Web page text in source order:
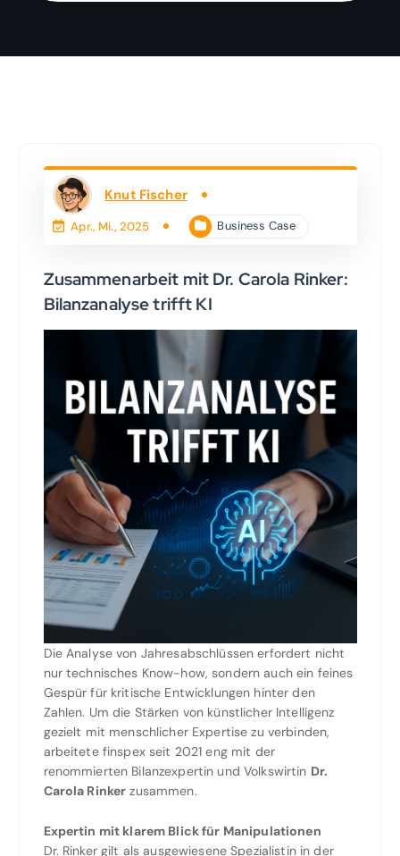
Knut Fischer
Apr., Mi., 2025 Business Case
Zusammenarbeit mit Dr. Carola Rinker:
Bilanzanalyse trifft KI
Die Analyse von Jahresabschlüssen erfordert nicht
nur technisches Know-how, sondern auch ein feines
Gespür für kritische Entwicklungen hinter den
Zahlen. Um die Stärken von künstlicher Intelligenz
gezielt mit menschlicher Expertise zu verbinden,
arbeitete finspex seit 2021 eng mit der
renommierten Bilanzexpertin und Volkswirtin Dr.
Carola Rinker zusammen.
Expertin mit klarem Blick für Manipulationen
Dr. Rinker gilt als ausgewiesene Spezialistin in der